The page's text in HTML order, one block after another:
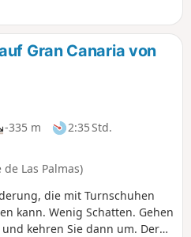
der
Die
und
Grand Canyon.
Staudämme
der Insel
entdecken.
Gran Canaria von
-335 m
2:35 Std.
Las Palmas)
die mit Turnschuhen
kann. Wenig Schatten. Gehen
kehren Sie dann um. Der